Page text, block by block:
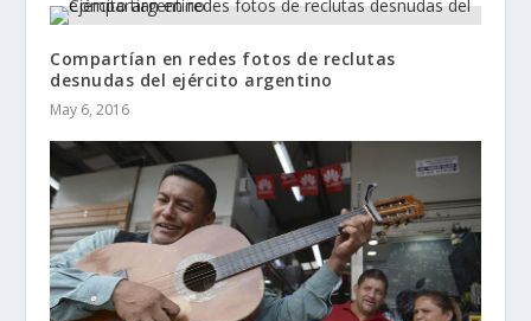
Compartían en redes fotos de reclutas
desnudas del ejército argentino
May 6, 2016